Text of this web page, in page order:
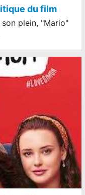
du film
plein, "Mario"